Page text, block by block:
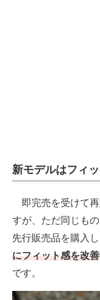
新モデルはフィ
即完売を受けて再
すが、ただ同じも
先行販売品を購入
にフィット感を改
です。